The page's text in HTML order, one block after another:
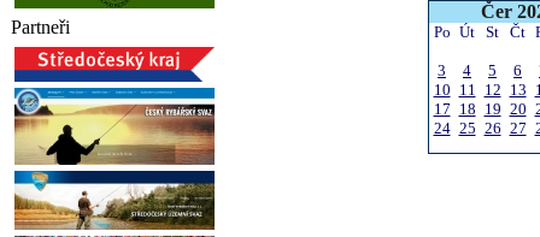
Partneři
Čer
Po Út St Čt
3 4 5 6
10 11 12 13
17 18 19 20
24 25 26 27